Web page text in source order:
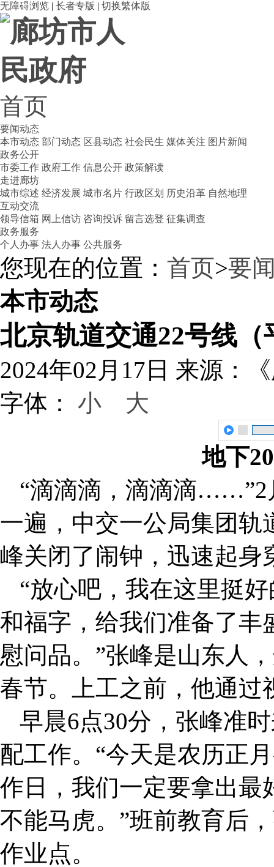
无障碍浏览 | 长者专版 | 切换繁体版
首页
要闻动态
本市动态 部门动态 区县动态 社会民生 媒体关注 图片新闻
政务公开
市委工作 政府工作 信息公开 政策解读
走进廊坊
城市综述 经济发展 城市名片 行政区划 历史沿革 自然地理
互动交流
领导信箱 网上信访 咨询投诉 留言选登 征集调查
政务服务
个人办事 法人办事 公共服务
您现在的位置： 首页>要
本市动态
北京轨道交通22号线
2024年02月17日 来源：
字体： 小 大
地下
“滴滴滴，滴滴滴……”2
一遍，中交一公局集团轨
峰关闭了闹钟，迅速起身
“放心吧，我在这里挺
和福字，给我们准备了丰
慰问品。”张峰是山东人
春节。上工之前，他通过
早晨6点30分，张峰准
配工作。“今天是农历正
作日，我们一定要拿出最
不能马虎。”班前教育后
作业点。